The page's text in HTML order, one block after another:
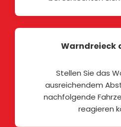
Warndreieck
Stellen Sie das
ausreichendem
nachfolgende
reagieren